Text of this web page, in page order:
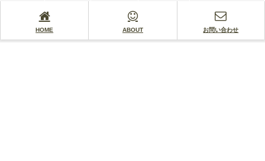
HOME ABOUT お問い合わせ